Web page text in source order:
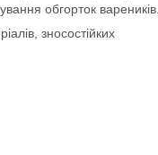
обгорток вареників.
зносостійких